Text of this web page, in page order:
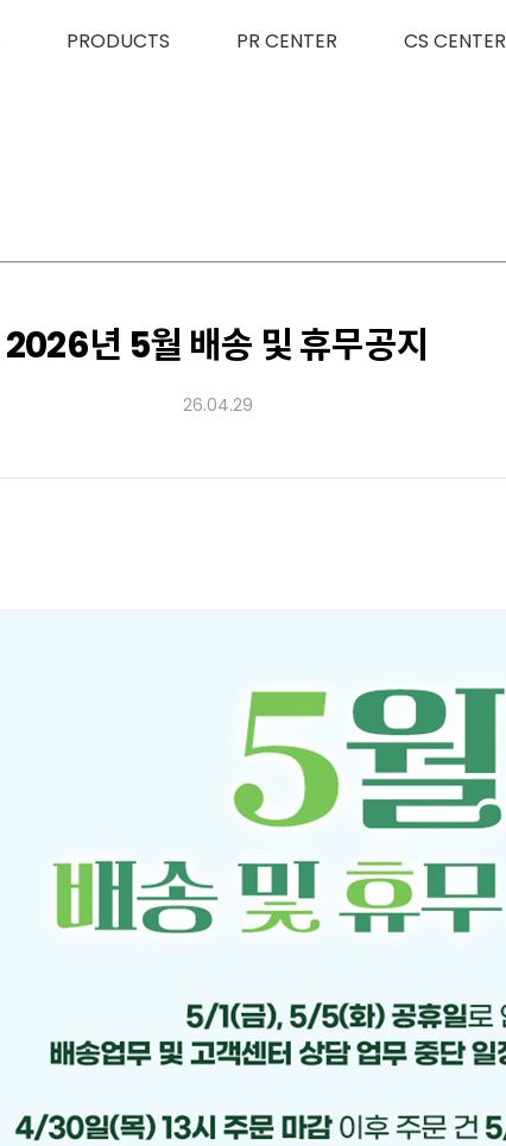
PRODUCTS PR CENTER CS CENTER
2026년 5월 배송 및 휴무공지
26.04.29